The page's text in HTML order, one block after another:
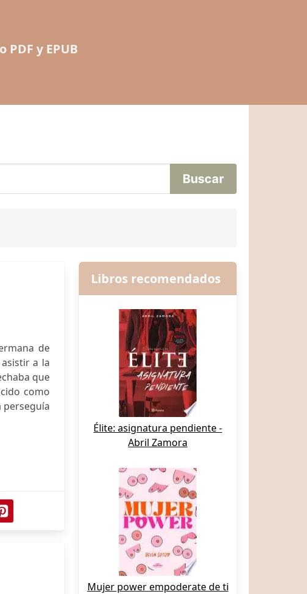
y EPUB
de
a la
que
como
perseguía
Libros recomendados
Élite: asignatura pendiente -
Abril Zamora
Mujer power empoderate de ti